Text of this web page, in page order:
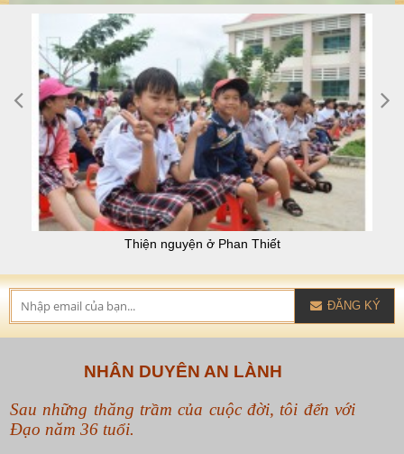
Thiện nguyện Tây nguyên
ĐĂNG KÝ
NHÂN DUYÊN AN LÀNH
Sau những thăng trầm của cuộc đời, tôi đến với
Đạo năm 36 tuổi.